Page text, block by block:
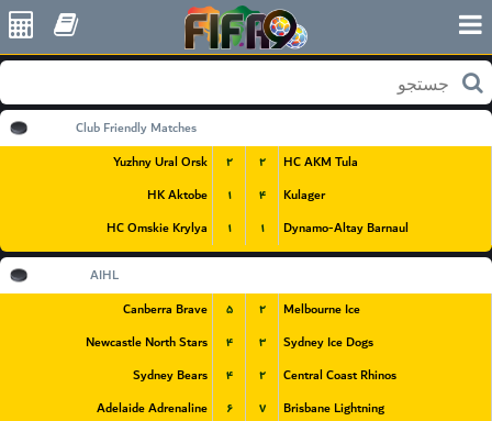
Club Friendly Matches
Yuzhny Ural Orsk
۲ ۲
HC AKM Tula
HK Aktobe
۱ ۴
Kulager
HC Omskie Krylya
۱ ۱ Dynamo-Altay Barnaul
AIHL
Canberra Brave
۵ ۲
Melbourne Ice
Newcastle North Stars
۴ ۳
Sydney Ice Dogs
Sydney Bears
۴ ۲
Central Coast Rhinos
Adelaide Adrenaline
۶ ۷
Brisbane Lightning